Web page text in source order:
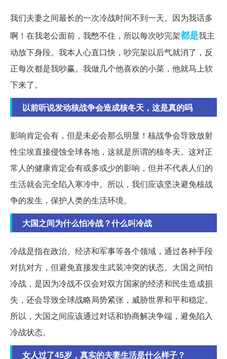
我们夫妻之间最长的一次冷战时间不到一天。因为我话多
啊！在我老公面前，我憋不住，所以每次吵完架都是我主
动放下身段。我本人心直口快，吵完架以后气就消了，反
正每次都是我吵赢。我做几个他喜欢的小菜，他就马上软
下来了。
以前听说发动核战争会造成核冬天，这是真的吗
影响肯定会有，但是未必会那么明显！核战争会导致放射
性尘埃直接侵蚀全球各地，这就是所谓的核冬天。这对正
常人的健康肯定会有或多或少的影响，但并不代表人们的
生活就会完全陷入寒冷中。所以，我们应该坚决避免核战
争的发生，保护人类的生活环境。
大国之间为什么怕冷战？什么叫冷战
冷战是指在政治、经济和军事等各个领域，通过各种手段
对抗对方，但避免直接发生武装冲突的状态。大国之间怕
冷战，是因为冷战不仅会对双方国家的经济和民生造成损
失，还会导致全球战略局势紧张，威胁世界和平和稳定。
所以，大国之间应该通过对话和协商解决争端，避免陷入
冷战状态。
女人过了45岁，真实的夫妻生活是什么样子？